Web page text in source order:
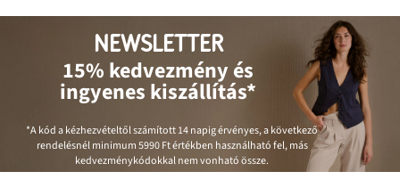
NEWSLETTER
15% kedvezmény és
ingyenes kiszállítás*
*A kód a kézhezvételtől számított 14 napig érvényes, a következő
rendelésnél minimum5990 Ftértékben használható fel, más
kedvezménykódokkal nem vonható össze.